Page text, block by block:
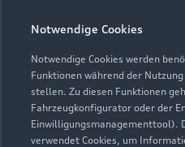
Notwendige Cookies
Notwendige Cookies werden
Funktionen während der
stellen. Zu diesen Funktionen
Fahrzeugkonfigurator oder der
Einwilligungsmanagementtool).
verwendet Cookies, um
Verkauf
Geschlossen,öffnet